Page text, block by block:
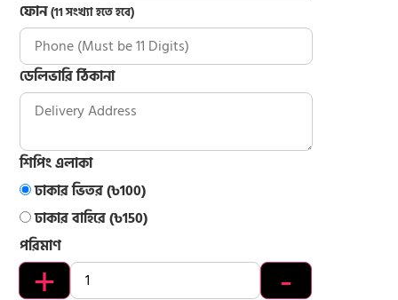
ফোন(11 সংখ্যা হতে হবে)
ডেলিভারি ঠিকানা
শিপিং এলাকা
ঢাকার ভিতর (৳100)
ঢাকার বাহিরে (৳150)
পরিমাণ
+ -